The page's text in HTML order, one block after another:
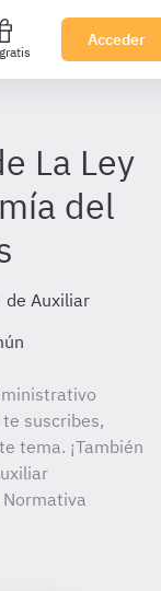
Acceder
La Ley
del
de Auxiliar
suscribes,
tema. ¡También